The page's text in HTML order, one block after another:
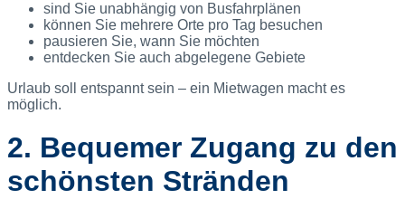
sind Sie unabhängig von Busfahrplänen
können Sie mehrere Orte pro Tag besuchen
pausieren Sie, wann Sie möchten
entdecken Sie auch abgelegene Gebiete
Urlaub soll entspannt sein – ein Mietwagen macht es
möglich.
2. Bequemer Zugang zu den
schönsten Stränden